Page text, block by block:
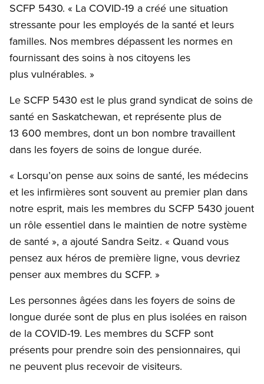
SCFP 5430. « La COVID-19 a créé une situation
stressante pour les employés de la santé et leurs
familles. Nos membres dépassent les normes en
fournissant des soins à nos citoyens les
plus vulnérables. »
Le SCFP 5430 est le plus grand syndicat de soins de
santé en Saskatchewan, et représente plus de
13 600 membres, dont un bon nombre travaillent
dans les foyers de soins de longue durée.
« Lorsqu’on pense aux soins de santé, les médecins
et les infirmières sont souvent au premier plan dans
notre esprit, mais les membres du SCFP 5430 jouent
un rôle essentiel dans le maintien de notre système
de santé », a ajouté Sandra Seitz. « Quand vous
pensez aux héros de première ligne, vous devriez
penser aux membres du SCFP. »
Les personnes âgées dans les foyers de soins de
longue durée sont de plus en plus isolées en raison
de la COVID-19. Les membres du SCFP sont
présents pour prendre soin des pensionnaires, qui
ne peuvent plus recevoir de visiteurs.